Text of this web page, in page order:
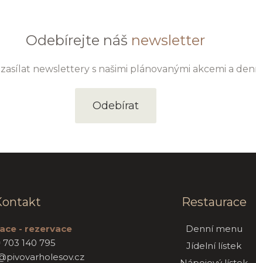
Odebírejte náš newsletter
newslettery s našimi plánovanými akcemi a
Odebírat
- rezervace
703 140 795
Restaurace
Denní menu
Jídelní lístek